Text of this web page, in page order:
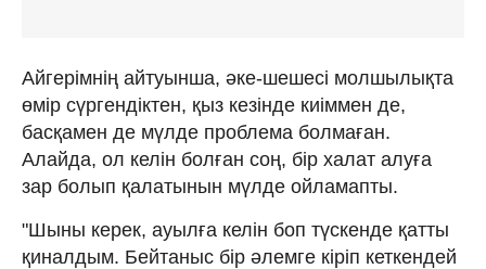
Айгерімнің айтуынша, әке-шешесі молшылықта
өмір сүргендіктен, қыз кезінде киіммен де,
басқамен де мүлде проблема болмаған.
Алайда, ол келін болған соң, бір халат алуға
зар болып қалатынын мүлде ойламапты.
"Шыны керек, ауылға келін боп түскенде қатты
қиналдым. Бейтаныс бір әлемге кіріп кеткендей